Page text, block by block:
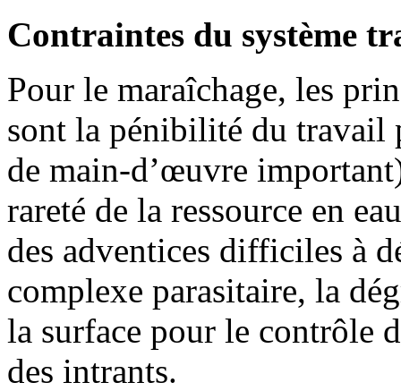
Contraintes du système
Pour le maraîchage, les
sont la pénibilité du travail
de main-d’œuvre
rareté de la ressource en
des adventices difficiles à
complexe parasitaire, la
la surface pour le contrôle
des intrants.